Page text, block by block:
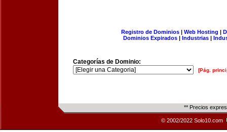
Registro de Dominios| Web Hosting |
Dominios Expirados | Industrias |
Categorías de Dominio:
[Pág.
** Precios
© 2002/2022 Solo10.com